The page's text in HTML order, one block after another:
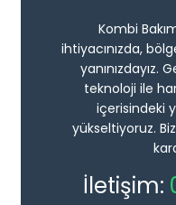
Kombi
ihtiyacınızda,
yanınızdayız.
teknoloji ile
içerisindeki
yükseltiyoruz.
İletişim: